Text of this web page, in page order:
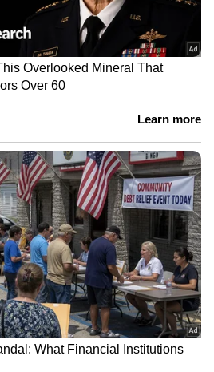
മാതളം
ഇതിലടങ്ങിയിരിക്കുന്ന
പ്രശ്നങ്ങൾ അകറ്റുകയും
വളരെ
ഉള്ളവരും ബ്ലഡ്
ഡോക്ടറുടെ ഉപദേശം
അളവിൽ മാത്രം
അതേസമയം